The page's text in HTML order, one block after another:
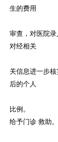
生的费用
审查，对医院
对经相关
关信息进一步
后的个人
比例。
给予门诊 救